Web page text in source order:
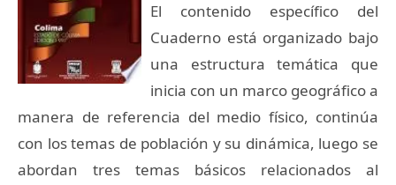
El contenido específico del
Cuaderno está organizado bajo
una estructura temática que
inicia con un marco geográfico a
manera de referencia del medio físico, continúa
con los temas de población y su dinámica, luego se
abordan tres temas básicos relacionados al